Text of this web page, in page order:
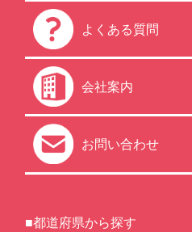
よくある質問
会社案内
お問い合わせ
■都道府県から探す